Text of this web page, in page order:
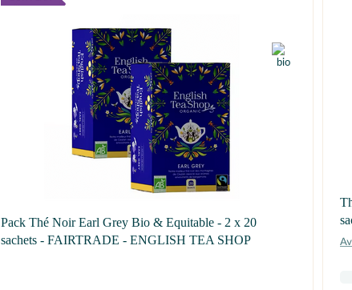
Pack Thé Noir Earl Grey Bio & Equitable - 2 x 20
sachets - FAIRTRADE - ENGLISH TEA SHOP